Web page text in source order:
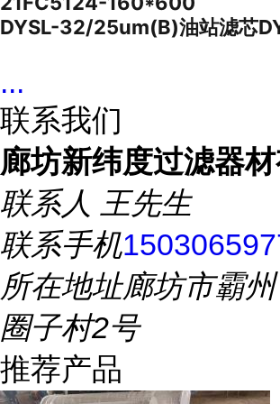
DYSL-32/25um(B)油站滤芯
...
联系我们
廊坊新纬度过滤器
联系人 王先生
联系手机
所在地址廊坊市霸
圈子村2号
推荐产品